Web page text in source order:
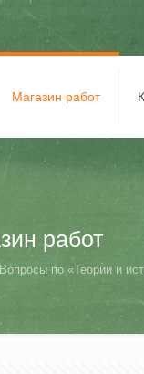
Магазин работ
работ
Вопросы по «Теории и